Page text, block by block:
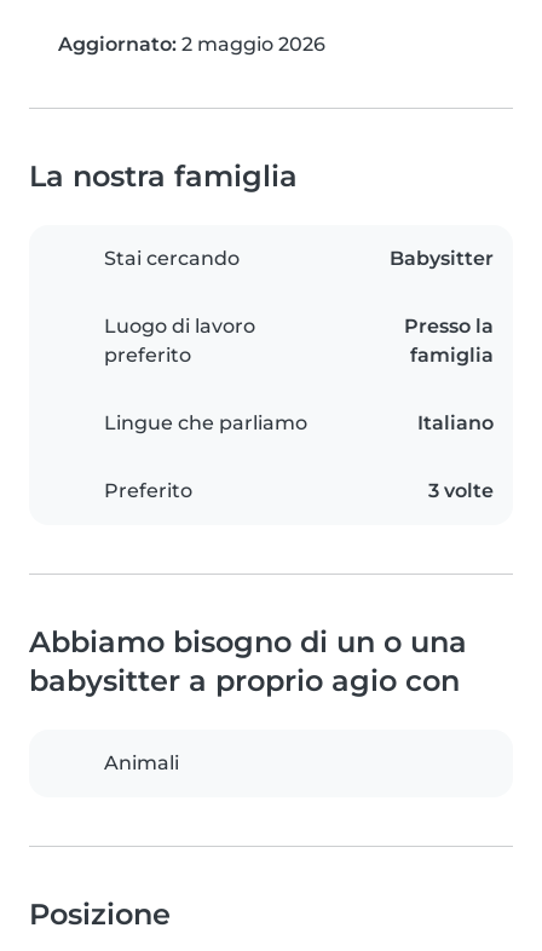
Aggiornato: 2 maggio 2026
La nostra famiglia
Stai cercando Babysitter
Luogo di lavoro
preferito
Presso la
famiglia
Lingue che parliamo Italiano
Preferito 3 volte
Abbiamo bisogno di un o una
babysitter a proprio agio con
Animali
Posizione